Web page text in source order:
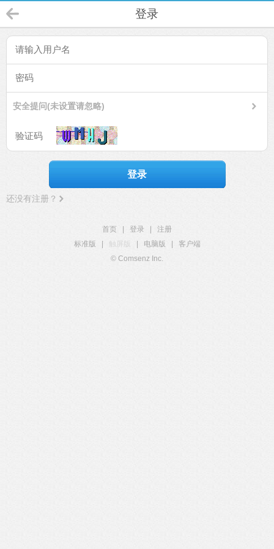
登录
安全提问(未设置请忽略)
登录
还没有注册？
首页 登录
注册
标准版
触屏版 电脑版
客户端
© Comsenz Inc.